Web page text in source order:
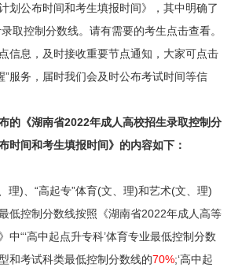
划公布时间和考生填报时间》，其中明确了
取控制分数线。请有需要的考生点击查看。
信息，及时接收重要节点通知，大家可点击
”服务，届时我们会及时公布考试时间等信
的《湖南省2022年成人高校招生录取控制分
时间和考生填报时间》的内容如下：
理)、“高起专”体育(文、理)和艺术(文、理)
低控制分数线按照《湖南省2022年成人高等
中“‘高中起点升专科’体育专业最低控制分数
和考试科类最低控制分数线的70%;‘高中起